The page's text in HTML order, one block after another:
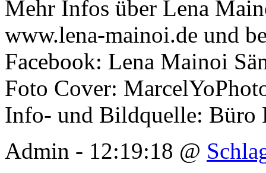
Mehr Infos über Lena
www.lena-mainoi.de und
Facebook: Lena Mainoi
Foto Cover:
Info- und Bildquelle: Büro
Admin - 12:19:18 @